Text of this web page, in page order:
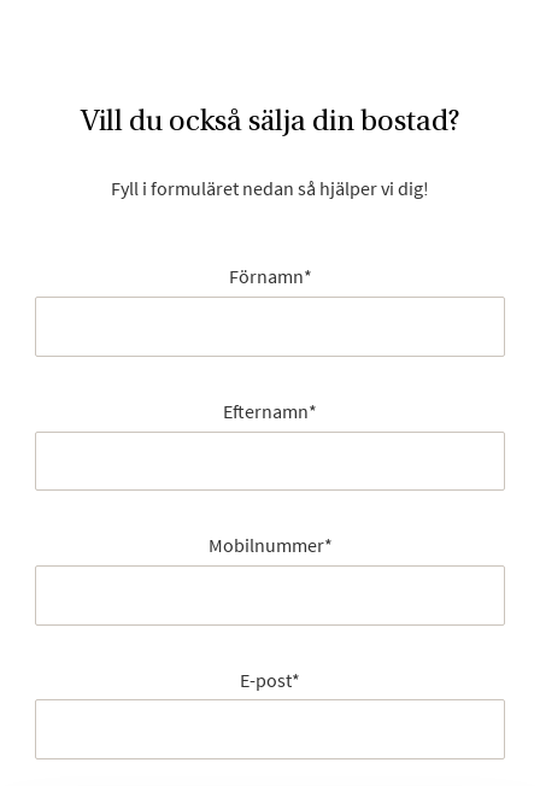
Vill du också sälja din bostad?
Fyll i formuläret nedan så hjälper vi dig!
Förnamn*
Efternamn*
Mobilnummer*
E-post*